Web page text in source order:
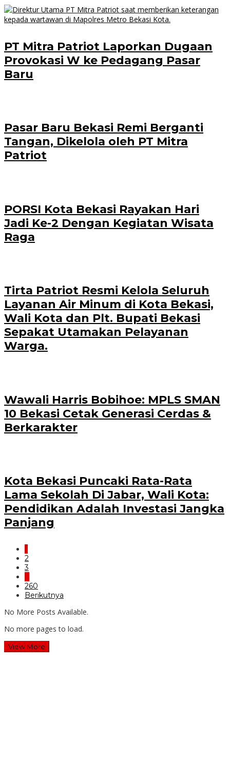
PT Mitra Patriot Laporkan Dugaan
Provokasi W ke Pedagang Pasar
Baru
Pasar Baru Bekasi Remi Berganti
Tangan, Dikelola oleh PT Mitra
Patriot
PORSI Kota Bekasi Rayakan Hari
Jadi Ke-2 Dengan Kegiatan Wisata
Raga
Tirta Patriot Resmi Kelola Seluruh
Layanan Air Minum di Kota Bekasi,
Wali Kota dan Plt. Bupati Bekasi
Sepakat Utamakan Pelayanan
Warga.
Wawali Harris Bobihoe: MPLS SMAN
10 Bekasi Cetak Generasi Cerdas &
Berkarakter
Kota Bekasi Puncaki Rata-Rata
Lama Sekolah Di Jabar, Wali Kota:
Pendidikan Adalah Investasi Jangka
Panjang
2
3
260
Berikutnya
No More Posts Available.
No more pages to load.
View More